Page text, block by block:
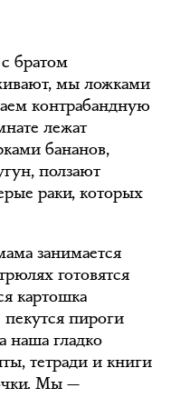
братом
мы ложками
контрабандную
лежат
бананов,
ползают
раки, которых
занимается
готовятся
картошка
пироги
наша гладко
тетради и книги
Мы —